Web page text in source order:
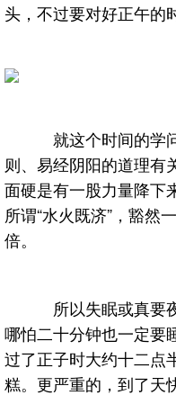
头，不过要对好正午的
就这个时间的学
则、易经阴阳的道理有
面硬是有一股力量降下
所谓“水火既济”，豁然
倍。
所以失眠或真要夜
哪怕二十分钟也一定要
过了正子时大约十二点
糕。更严重的，到了天